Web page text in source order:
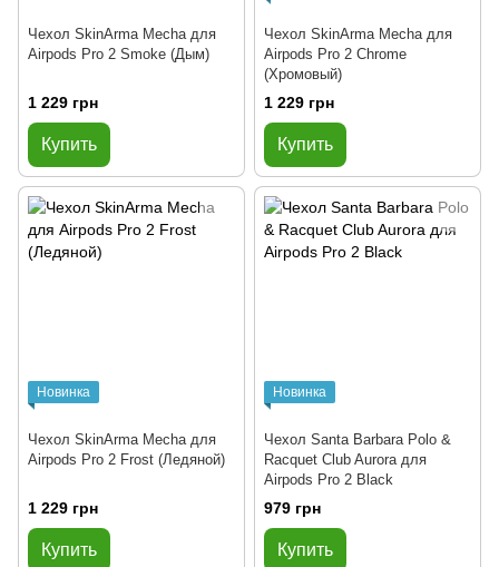
Чехол SkinArma Mecha для
Airpods Pro 2 Smoke (Дым)
1 229 грн
Купить
Чехол SkinArma Mecha для
Airpods Pro 2 Chrome
(Хромовый)
1 229 грн
Купить
Новинка
Чехол SkinArma Mecha для
Airpods Pro 2 Frost (Ледяной)
1 229 грн
Купить
Новинка
Чехол Santa Barbara Polo &
Racquet Club Aurora для
Airpods Pro 2 Black
979 грн
Купить